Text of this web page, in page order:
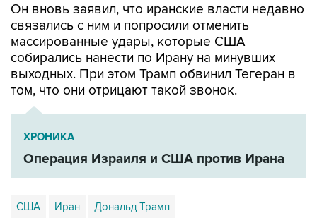
Он вновь заявил, что иранские власти недавно
связались с ним и попросили отменить
массированные удары, которые США
собирались нанести по Ирану на минувших
выходных. При этом Трамп обвинил Тегеран в
том, что они отрицают такой звонок.
ХРОНИКА
Операция Израиля и США против Ирана
США Иран Дональд Трамп